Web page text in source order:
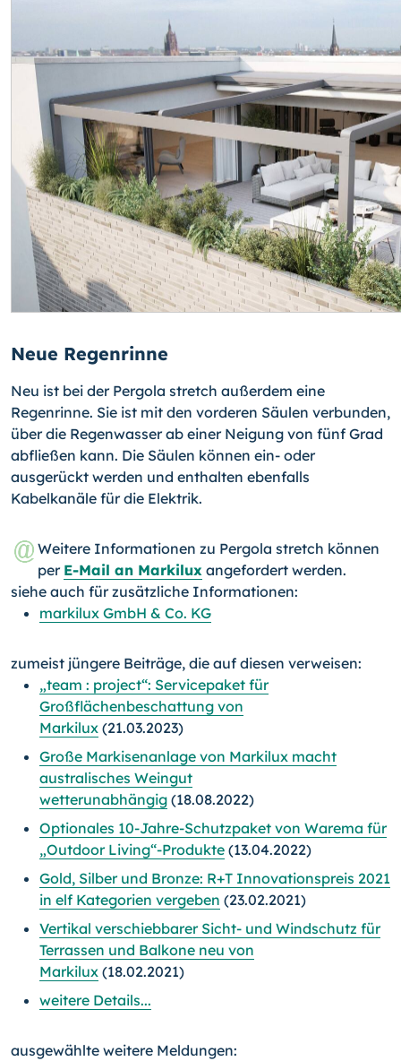
Neue Regenrinne
Neu ist bei der Pergola stretch außerdem eine
Regenrinne. Sie ist mit den vorderen Säulen verbunden,
über die Regenwasser ab einer Neigung von fünf Grad
abfließen kann. Die Säulen können ein- oder
ausgerückt werden und enthalten ebenfalls
Kabelkanäle für die Elektrik.
Weitere Informationen zu Pergola stretch können
per E-Mail an Markilux angefordert werden.
siehe auch für zusätzliche Informationen:
markilux GmbH & Co. KG
zumeist jüngere Beiträge, die auf diesen verweisen:
„team : project“: Servicepaket für
Großflächenbeschattung von
Markilux (21.03.2023)
Große Markisenanlage von Markilux macht
australisches Weingut
wetterunabhängig (18.08.2022)
Optionales 10-Jahre-Schutzpaket von Warema für
„Outdoor Living“-Produkte (13.04.2022)
Gold, Silber und Bronze: R+T Innovationspreis 2021
in elf Kategorien vergeben (23.02.2021)
Vertikal verschiebbarer Sicht- und Windschutz für
Terrassen und Balkone neu von
Markilux (18.02.2021)
weitere Details...
ausgewählte weitere Meldungen: